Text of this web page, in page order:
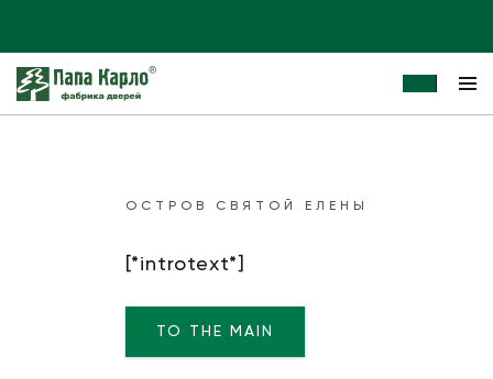
ОСТРОВ СВЯТОЙ ЕЛЕНЫ
[*introtext*]
TO THE MAIN